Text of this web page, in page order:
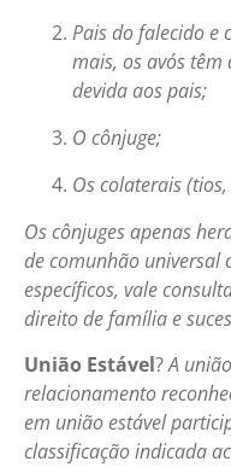
Pais do falecido e
mais, os avós
devida aos pais;
O cônjuge;
Os colaterais
Os cônjuges apenas
de comunhão universal
específicos, vale
direito de família e
União Estável?A
relacionamento
em união estável
classificação indicada